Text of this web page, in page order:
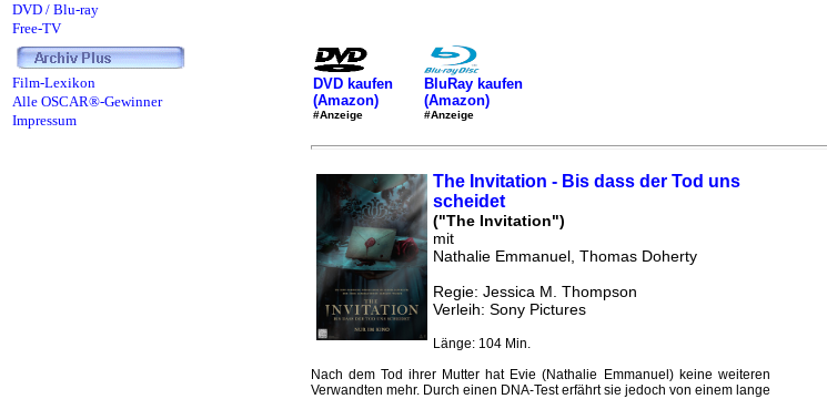
DVD kaufen
(Amazon)
#Anzeige
BluRay kaufen
(Amazon)
#Anzeige
The Invitation - Bis dass der Tod uns
scheidet
("The Invitation")
mit
Nathalie Emmanuel, Thomas Doherty
Regie: Jessica M. Thompson
Verleih: Sony Pictures
Länge: 104 Min.
Nach dem Tod ihrer Mutter hat Evie (Nathalie Emmanuel) keine weiteren
Verwandten mehr. Durch einen DNA-Test erfährt sie jedoch von einem lange
DVD / Blu-ray
Free-TV
Film-Lexikon
Alle OSCAR®-Gewinner
Impressum